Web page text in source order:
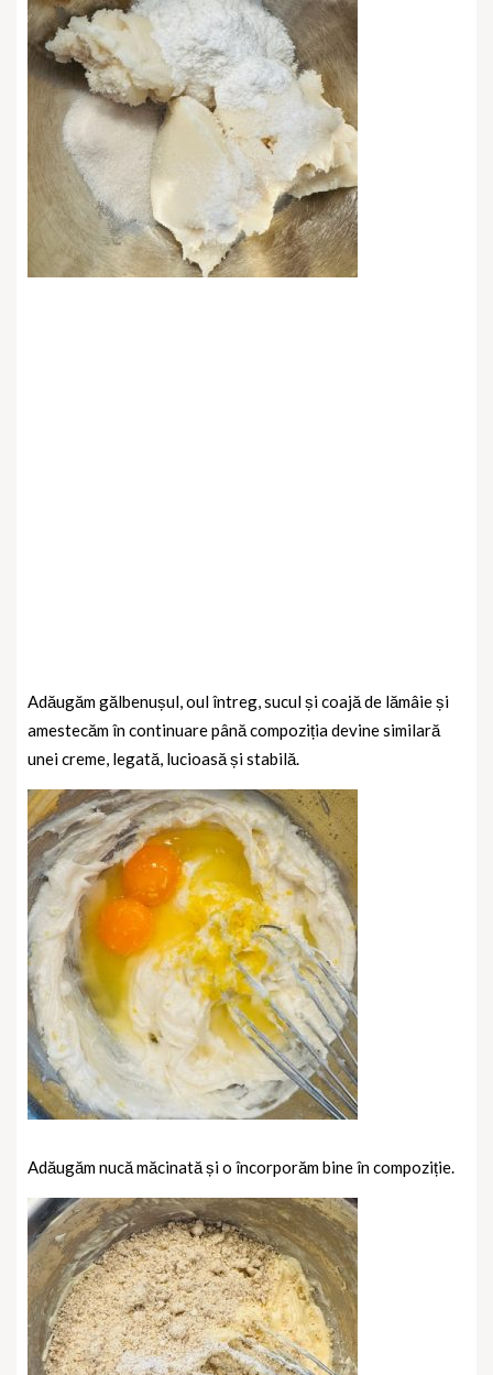
Adăugăm gălbenușul, oul întreg, sucul și coajă de lămâie și
amestecăm în continuare până compoziția devine similară
unei creme, legată, lucioasă și stabilă.
Adăugăm nucă măcinată și o încorporăm bine în compoziție.